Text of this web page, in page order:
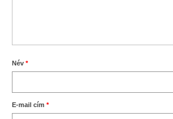
Név *
E-mail cím *